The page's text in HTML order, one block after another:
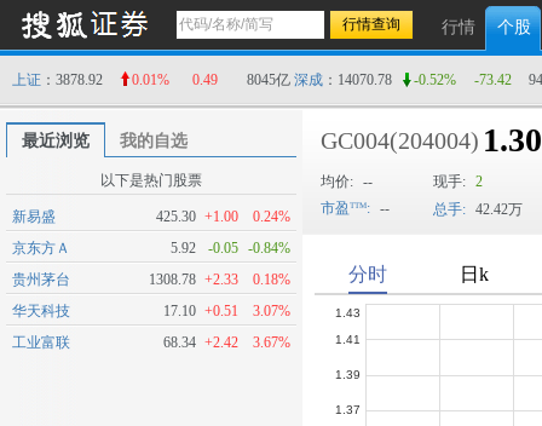
行情 个股
上证 ：3878.92 0.01% 0.49 8045亿 深成 ：14070.78 -0.52% -73.42
最近浏览 我的自选
以下是热门股票
新易盛 425.30 +1.00
0.24%
京东方Ａ
5.92 -0.05 -0.84%
贵州茅台
1308.78 +2.33
0.18%
华天科技
17.10 +0.51
3.07%
工业富联
68.34 +2.42 3.67%
GC004(204004)
均价: -- 现手: 2
市盈
: -- 总手: 42.42万